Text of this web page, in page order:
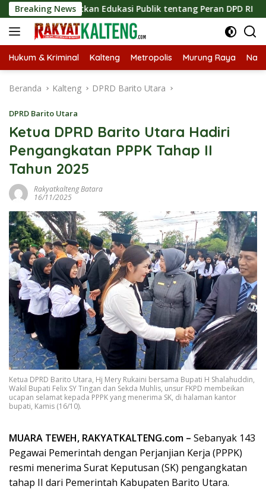
Langsung
ke
konten
Breaking News
Edukasi Publik tentang Peran DPD RI
Hukum & Kriminal Kalteng Metropolis Murung Raya
Beranda Kalteng DPRD Barito Utara
DPRD Barito Utara
Ketua DPRD Barito Utara Hadiri
Pengangkatan PPPK Tahap II
Tahun 2025
Rakyatkalteng Batara
16/11/2025
Ketua DPRD Barito Utara, Hj Mery Rukaini bersama Bupati H Shalahuddin,
Wakil Bupati Felix SY Tingan dan Sekda Muhlis, unsur FKPD membeikan
ucapan selamat kepada PPPK yang menerima SK, di halaman kantor
bupati, Kamis (16/10).
MUARA TEWEH, RAKYATKALTENG.com – Sebanyak 143
Pegawai Pemerintah dengan Perjanjian Kerja (PPPK)
resmi menerima Surat Keputusan (SK) pengangkatan
tahap II dari Pemerintah Kabupaten Barito Utara.